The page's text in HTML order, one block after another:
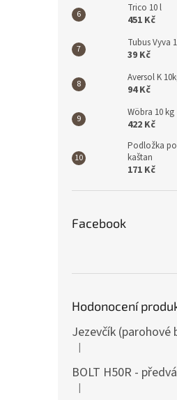
Trico 10 l
451 Kč
Tubus Vyva
39 Kč
Aversol K
94 Kč
Wöbra 10 kg
422 Kč
Podložka
kaštan
171 Kč
Facebook
Hodonocení
Jezevčík (parohové
Hodnocení produktu je 5
|
BOLT H50R -
Hodnocení produktu je 5
|